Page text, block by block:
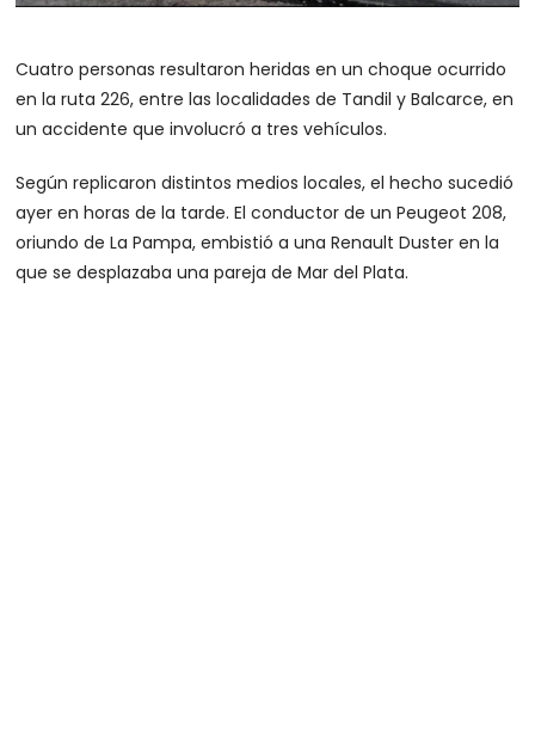
Cuatro personas resultaron heridas en un choque ocurrido
en la ruta 226, entre las localidades de Tandil y Balcarce, en
un accidente que involucró a tres vehículos.
Según replicaron distintos medios locales, el hecho sucedió
ayer en horas de la tarde. El conductor de un Peugeot 208,
oriundo de La Pampa, embistió a una Renault Duster en la
que se desplazaba una pareja de Mar del Plata.